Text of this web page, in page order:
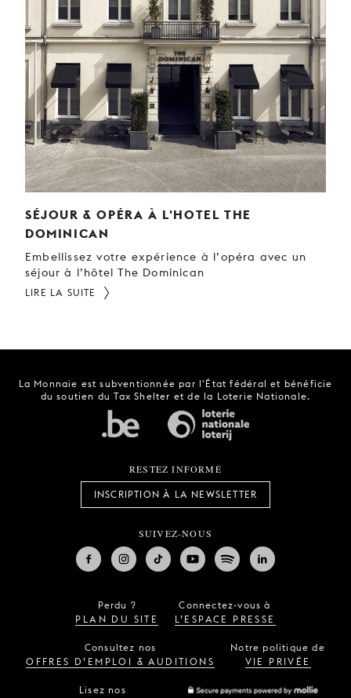
JEUNE
PUBLIC
LA
MONNAIE
NOUS
SOUTENIR
SÉJOUR & OPÉRA À L'HOTEL THE
DOMINICAN
Embellissez votre expérience à l’opéra avec un
séjour à l’hôtel The Dominican
LIRE LA SUITE
La Monnaie est subventionnée par l'État fédéral et bénéficie
du soutien du Tax Shelter et de la Loterie Nationale.
RESTEZ INFORMÉ
INSCRIPTION À LA NEWSLETTER
SUIVEZ-NOUS
Perdu ?
PLAN DU SITE
Connectez-vous à
L’ESPACE PRESSE
Consultez nos
OFFRES D’EMPLOI & AUDITIONS
Notre politique de
VIE PRIVÉE
Lisez nos